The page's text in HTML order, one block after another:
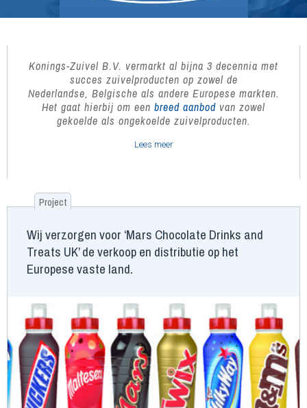
Konings-Zuivel B.V. vermarkt al bijna 3 decennia met
succes zuivelproducten op zowel de
Nederlandse, Belgische als andere Europese markten.
Het gaat hierbij om een breed aanbod van zowel
gekoelde als ongekoelde zuivelproducten.
Lees meer
Project
Wij verzorgen voor ‘Mars Chocolate Drinks and
Treats UK’ de verkoop en distributie op het
Europese vaste land.